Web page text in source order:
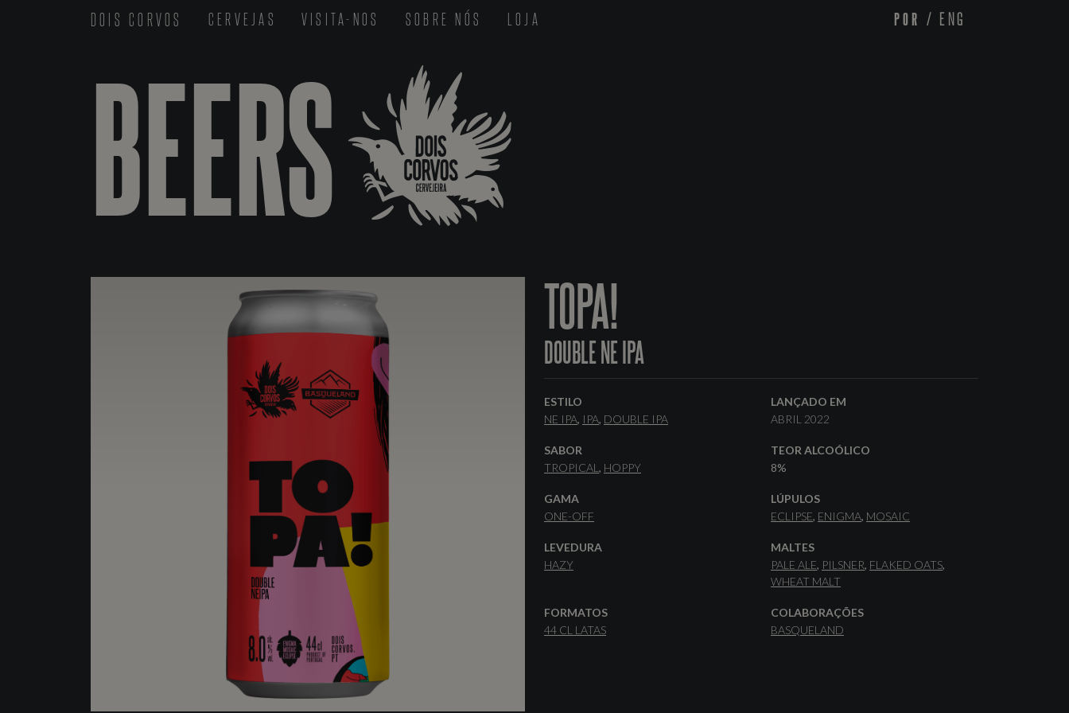
DOIS CORVOS CERVEJAS VISITA-NOS SOBRE NÓS LOJA POR / ENG
BEERS
TOPA!
DOUBLE NE IPA
ESTILO
NE IPA IPA DOUBLE IPA
LANÇADO EM
ABRIL 2022
SABOR
TROPICAL
HOPPY
TEOR ALCOÓLICO
8%
GAMA
ONE-OFF
LÚPULOS
ECLIPSE ENIGMA MOSAIC
LEVEDURA
HAZY
MALTES
PALE ALE PILSNER FLAKED OATS
WHEAT MALT
FORMATOS
44 CL LATAS
COLABORAÇÕES
BASQUELAND